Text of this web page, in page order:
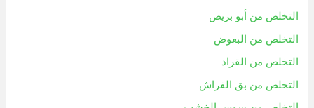
التخلص من أبو بريص
التخلص من البعوض
التخلص من القراد
التخلص من بق الفراش